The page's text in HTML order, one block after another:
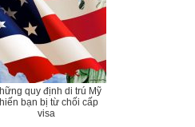
quy định di trú Mỹ
bạn bị từ chối cấp
visa